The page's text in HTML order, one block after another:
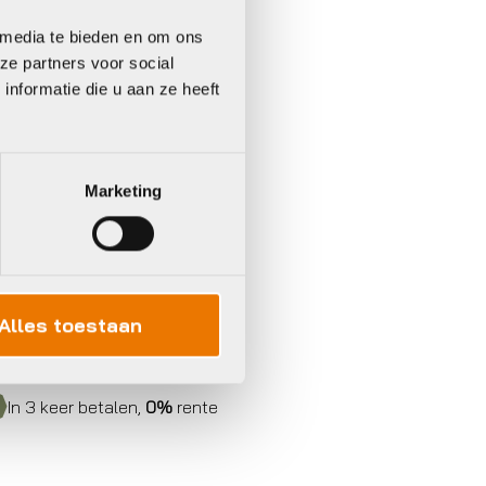
te bieden en om ons
partners voor social
die u aan ze heeft
Marketing
toestaan
In 3 keer betalen, 0% rente